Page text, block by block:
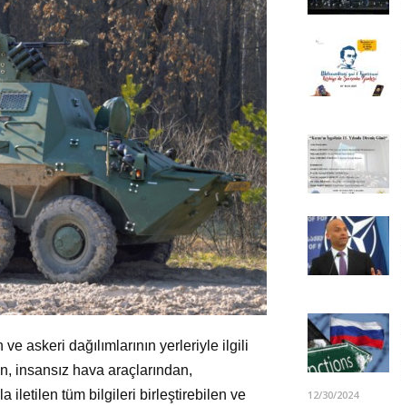
askeri dağılımlarının yerleriyle ilgili
insansız hava araçlarından,
iletilen tüm bilgileri birleştirebilen ve
12/30/2024